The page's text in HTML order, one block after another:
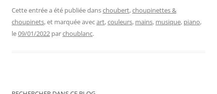
Cette entrée a été publiée danschoubert,choupinettes &
choupinets, et marquée avecart,couleurs, mains, musique, piano,
le09/01/2022 parchoublanc.